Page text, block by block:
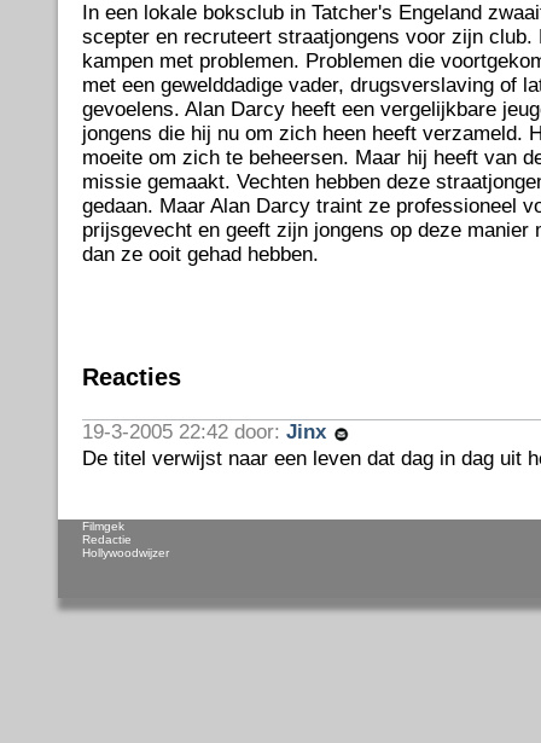
In een lokale boksclub in Tatcher's Engeland
scepter en recruteert straatjongens voor zijn club.
kampen met problemen. Problemen die
met een gewelddadige vader, drugsverslaving of
gevoelens. Alan Darcy heeft een vergelijkbare
jongens die hij nu om zich heen heeft verzameld.
moeite om zich te beheersen. Maar hij heeft van
missie gemaakt. Vechten hebben deze
gedaan. Maar Alan Darcy traint ze professioneel
prijsgevecht en geeft zijn jongens op deze manier
dan ze ooit gehad hebben.
Reacties
19-3-2005 22:42 door: Jinx
De titel verwijst naar een leven dat dag in dag uit
Filmgek
Redactie
Hollywoodwijzer